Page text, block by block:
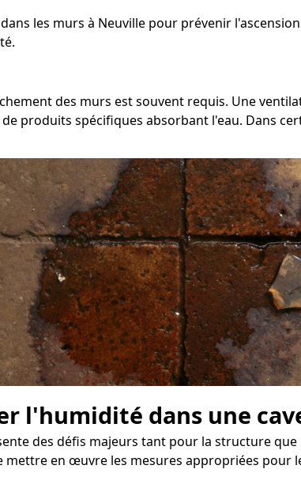
les murs à Neuville pour prévenir
des murs est souvent requis. Une
produits spécifiques absorbant l'eau. Dans
l'humidité dans une
des défis majeurs tant pour la structure
en œuvre les mesures appropriées pour